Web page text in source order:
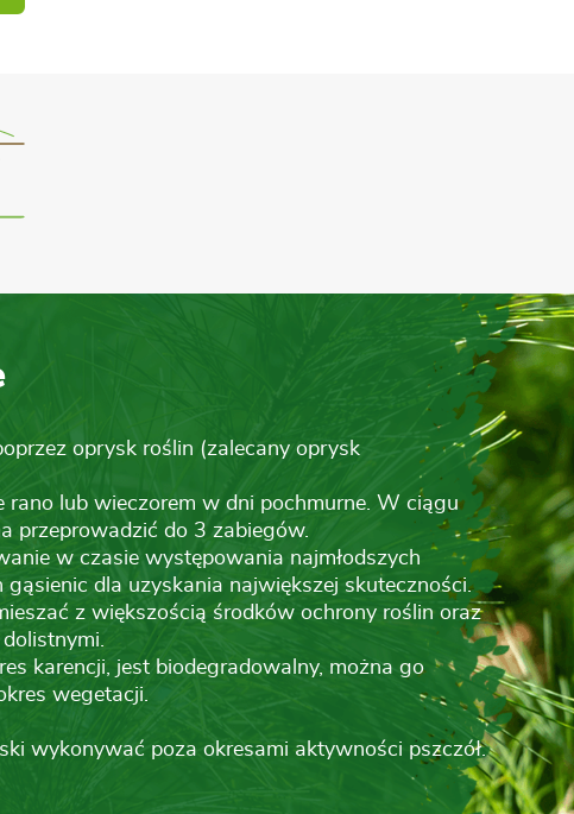
oprysk roślin (zalecany oprysk
rano lub wieczorem w dni pochmurne. W ciągu
przeprowadzić do 3 zabiegów.
w czasie występowania najmłodszych
dla uzyskania największej skuteczności.
z większością środków ochrony roślin oraz
karencji, jest biodegradowalny, można go
wegetacji.
wykonywać poza okresami aktywności pszczół.